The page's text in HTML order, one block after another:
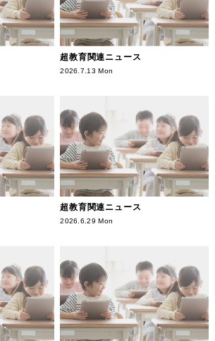
超教育関連ニュース
2026.7.13 Mon
超教育関連ニュース
2026.6.29 Mon